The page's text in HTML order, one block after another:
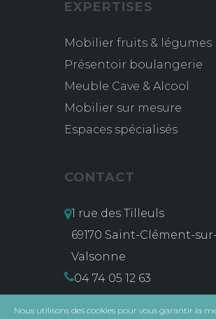
EXPERTISES
Mobilier fruits & légumes
Présentoir boulangerie
Meuble Cave & Alcool
Mobilier sur mesure
Espaces spécialisés
CONTACT
1 rue des Tilleuls
69170 Saint-Clément-sur-
Valsonne
04 74 05 12 63
Nous utilisons des cookies pour vous garantir la